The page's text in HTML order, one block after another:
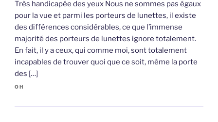
Très handicapée des yeux Nous ne sommes pas égaux
pour la vue et parmi les porteurs de lunettes, il existe
des différences considérables, ce que l’immense
majorité des porteurs de lunettes ignore totalement.
En fait, il y a ceux, qui comme moi, sont totalement
incapables de trouver quoi que ce soit, même la porte
des […]
OH